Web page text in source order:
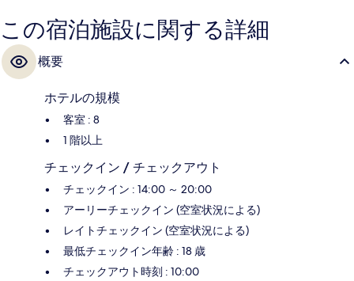
この宿泊施設に関する詳細
概要
ホテルの規模
客室 : 8
1 階以上
チェックイン / チェックアウト
チェックイン : 14:00 ～ 20:00
アーリーチェックイン (空室状況による)
レイトチェックイン (空室状況による)
最低チェックイン年齢 : 18 歳
チェックアウト時刻 : 10:00